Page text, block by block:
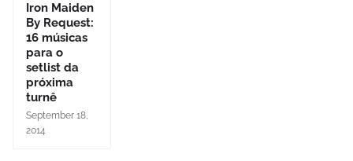
Iron Maiden
By Request:
16 músicas
para o
setlist da
próxima
turnê
September 18,
2014